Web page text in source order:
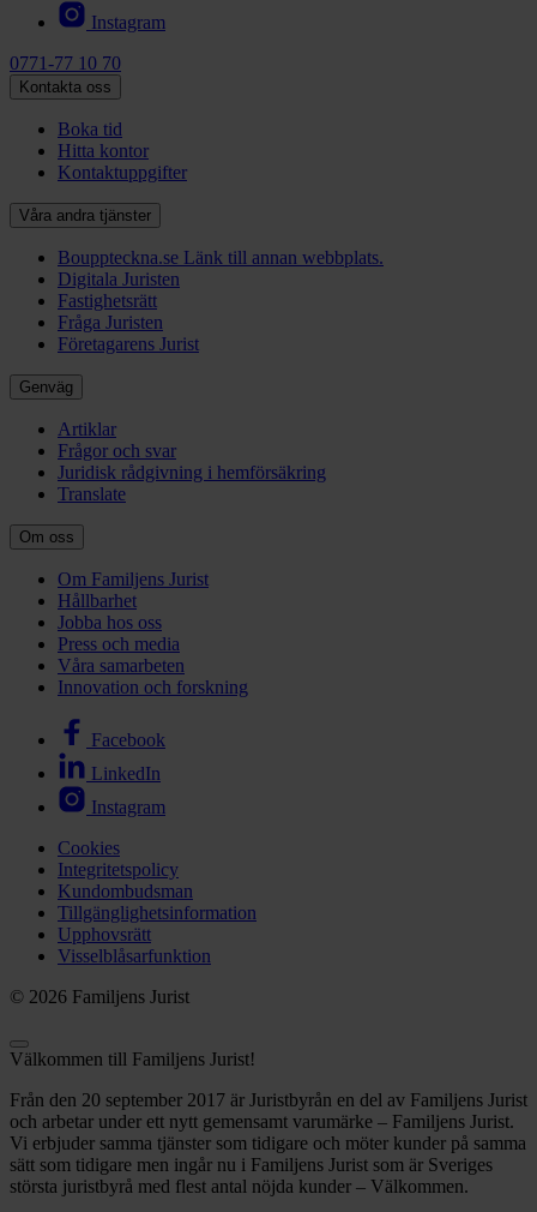
Instagram
0771-77 10 70
Kontakta oss
Boka tid
Hitta kontor
Kontaktuppgifter
Våra andra tjänster
Bouppteckna.se Länk till annan webbplats.
Digitala Juristen
Fastighetsrätt
Fråga Juristen
Företagarens Jurist
Genväg
Artiklar
Frågor och svar
Juridisk rådgivning i hemförsäkring
Translate
Om oss
Om Familjens Jurist
Hållbarhet
Jobba hos oss
Press och media
Våra samarbeten
Innovation och forskning
Facebook
LinkedIn
Instagram
Cookies
Integritetspolicy
Kundombudsman
Tillgänglighetsinformation
Upphovsrätt
Visselblåsarfunktion
© 2026 Familjens Jurist
Välkommen till Familjens Jurist!
Från den 20 september 2017 är Juristbyrån en del av Familjens Jurist
och arbetar under ett nytt gemensamt varumärke – Familjens Jurist.
Vi erbjuder samma tjänster som tidigare och möter kunder på samma
sätt som tidigare men ingår nu i Familjens Jurist som är Sveriges
största juristbyrå med flest antal nöjda kunder – Välkommen.